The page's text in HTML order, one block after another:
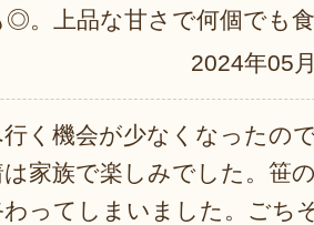
◎。上品な甘さで何個でも
2024年05
行く機会が少なくなったの
家族で楽しみでした。笹
わってしまいました。ごち